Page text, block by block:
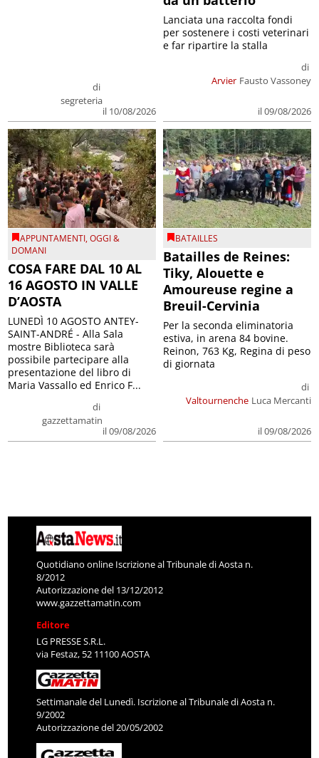
di
segreteria
il 10/08/2026
Arvier
di
Fausto Vassoney
il 09/08/2026
Lanciata una raccolta fondi
per sostenere i costi veterinari
e far ripartire la stalla
APPUNTAMENTI,OGGI &
DOMANI
COSA FARE DAL 10 AL
16 AGOSTO IN VALLE
D’AOSTA
di
gazzettamatin
il 09/08/2026
LUNEDÌ 10 AGOSTO ANTEY-
SAINT-ANDRÉ - Alla Sala
mostre Biblioteca sarà
possibile partecipare alla
presentazione del libro di
Maria Vassallo ed Enrico F...
BATAILLES
Batailles de Reines:
Tiky, Alouette e
Amoureuse regine a
Breuil-Cervinia
Valtournenche
di
Luca Mercanti
il 09/08/2026
Per la seconda eliminatoria
estiva, in arena 84 bovine.
Reinon, 763 Kg, Regina di peso
di giornata
Quotidiano online Iscrizione al Tribunale di Aosta n.
8/2012
Autorizzazione del 13/12/2012
www.gazzettamatin.com
Editore
LG PRESSE S.R.L.
via Festaz, 52 11100 AOSTA
Settimanale del Lunedì. Iscrizione al Tribunale di Aosta n.
9/2002
Autorizzazione del 20/05/2002